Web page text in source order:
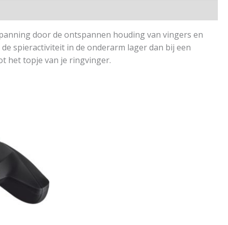
door de ontspannen houding van vingers en
spieractiviteit in de onderarm lager dan bij een
het topje van je ringvinger.